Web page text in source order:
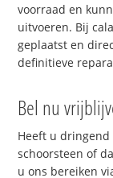
voorraad en
uitvoeren. Bij
geplaatst en
definitieve
Bel nu
Heeft u dringend
schoorsteen of
u ons bereiken